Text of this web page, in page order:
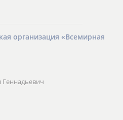
организация «Всемирная